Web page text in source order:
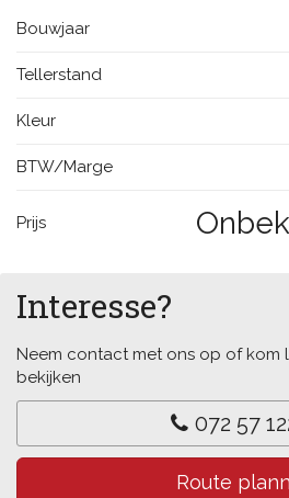
Bouwjaar
Tellerstand
Kleur
BTW/Marge
Prijs
Interesse?
Neem contact met ons op of kom
bekijken
072 57
Route